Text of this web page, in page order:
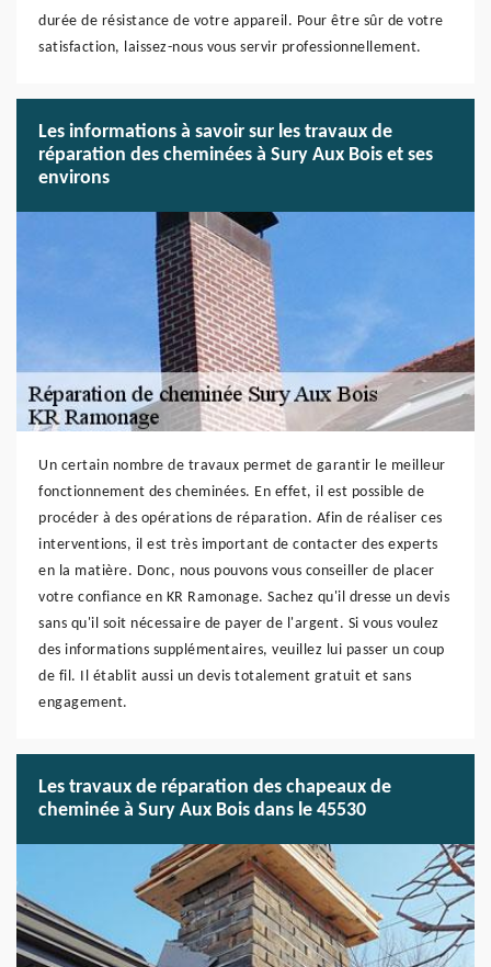
durée de résistance de votre appareil. Pour être sûr de votre
satisfaction, laissez-nous vous servir professionnellement.
Les informations à savoir sur les travaux de
réparation des cheminées à Sury Aux Bois et ses
environs
Un certain nombre de travaux permet de garantir le meilleur
fonctionnement des cheminées. En effet, il est possible de
procéder à des opérations de réparation. Afin de réaliser ces
interventions, il est très important de contacter des experts
en la matière. Donc, nous pouvons vous conseiller de placer
votre confiance en KR Ramonage. Sachez qu'il dresse un devis
sans qu'il soit nécessaire de payer de l'argent. Si vous voulez
des informations supplémentaires, veuillez lui passer un coup
de fil. Il établit aussi un devis totalement gratuit et sans
engagement.
Les travaux de réparation des chapeaux de
cheminée à Sury Aux Bois dans le 45530